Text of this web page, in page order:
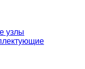
узлы